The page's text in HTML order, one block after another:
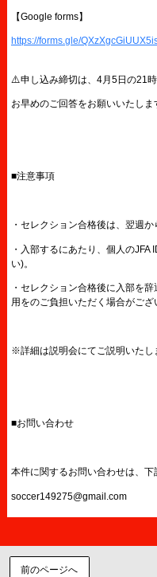
【Google forms】
https://forms.gle/
⚠️申し込み締切は、4月5日の21時
お早めのご回答をお願いいたしま
■注意事項
・セレクション合格後は、翌週
・入部するにあたり、個人の
い)。
・セレクション合格後に入部を
用をのご負担いただく場合がござ
※詳細は説明会にてご説明いたし
■お問い合わせ
本件に関するお問い合わせは、
soccer149275@gmail.com
前のページへ